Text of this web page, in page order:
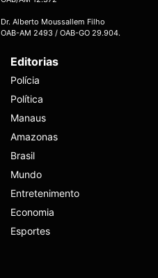
Dr. Alberto Moussallem Filho
OAB-AM 2493 / OAB-GO 29.904.
Editorias
Polícia
Política
Manaus
Amazonas
Brasil
Mundo
Entretenimento
Economia
Esportes